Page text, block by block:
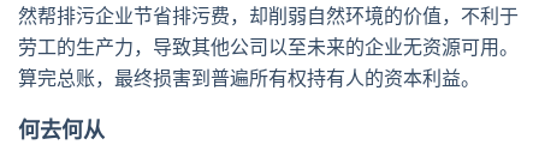
然帮排污企业节省排污费，却削弱自然环境的价值，不利于
劳工的生产力，导致其他公司以至未来的企业无资源可用。
算完总账，最终损害到普遍所有权持有人的资本利益。
何去何从